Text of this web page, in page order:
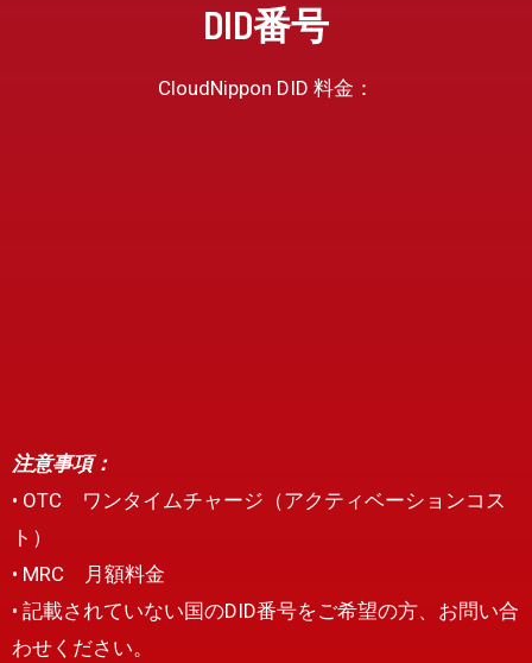
DID番号
CloudNippon DID 料金：
注意事項：
• OTC ワンタイムチャージ（アクティベーションコス
ト）
• MRC 月額料金
• 記載されていない国のDID番号をご希望の方、お問い合
わせください。